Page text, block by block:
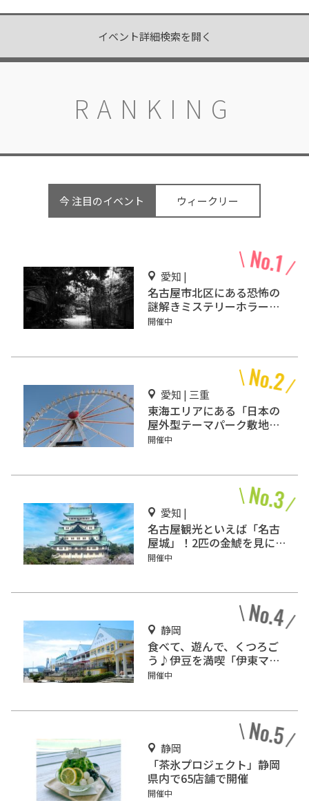
イベント詳細検索を開く
RANKING
今 注目のイベント ウィークリー
愛知 |
名古屋市北区にある恐怖の
謎解きミステリーホラー
「エモい家」あなたは行き
開催中
愛知 | 三重
東海エリアにある「日本の
屋外型テーマパーク敷地面
積ランキング」入りしてい
開催中
愛知 |
名古屋観光といえば「名古
屋城」！2匹の金鯱を見に
行こう
開催中
静岡
食べて、遊んで、くつろご
う♪伊豆を満喫「伊東マリ
ンタウン」
開催中
静岡
「茶氷プロジェクト」静岡
県内で65店舗で開催
開催中